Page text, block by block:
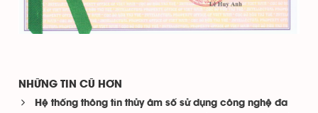
NHỮNG TIN CŨ HƠN
Hệ thống thông tin thủy âm số sử dụng công nghệ đa